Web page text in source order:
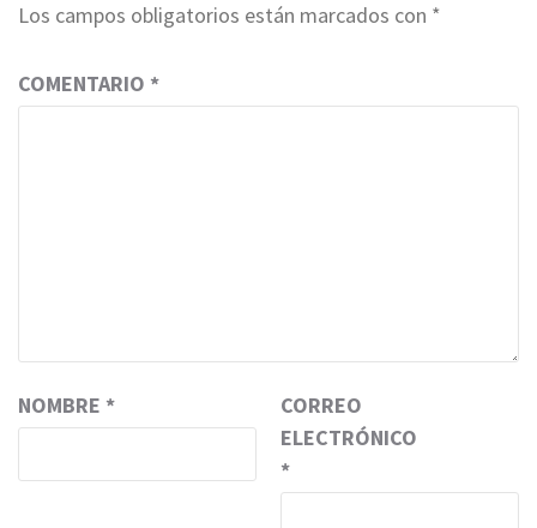
Los campos obligatorios están marcados con *
COMENTARIO *
NOMBRE *
CORREO
ELECTRÓNICO
*